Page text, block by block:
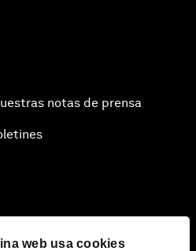
web usa cookies
notas de prensa